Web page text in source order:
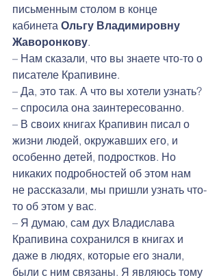
письменным столом в конце
кабинета Ольгу Владимировну
Жаворонкову.
– Нам сказали, что вы знаете что-то о
писателе Крапивине.
– Да, это так. А что вы хотели узнать?
– спросила она заинтересованно.
– В своих книгах Крапивин писал о
жизни людей, окружавших его, и
особенно детей, подростков. Но
никаких подробностей об этом нам
не рассказали, мы пришли узнать что-
то об этом у вас.
– Я думаю, сам дух Владислава
Крапивина сохранился в книгах и
даже в людях, которые его знали,
были с ним связаны. Я являюсь тому